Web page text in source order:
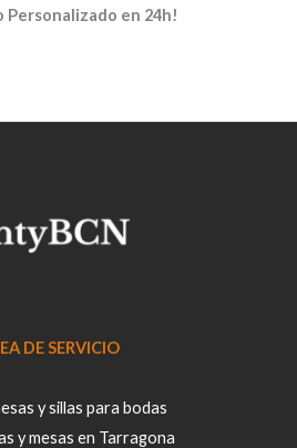
Personalizado en 24h!
DE SERVICIO
y sillas para bodas
y mesas en Tarragona